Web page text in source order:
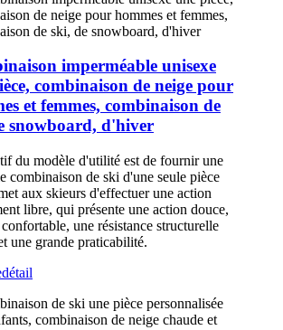
imperméable unisexe
combinaison de neige pour
et femmes, combinaison de
snowboard, d'hiver
du modèle d'utilité est de fournir une
combinaison de ski d'une seule pièce
aux skieurs d'effectuer une action
libre, qui présente une action douce,
une résistance structurelle
une grande praticabilité.
détail